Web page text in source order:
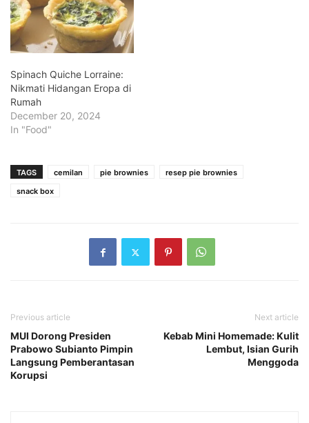
Spinach Quiche Lorraine:
Nikmati Hidangan Eropa di
Rumah
December 20, 2024
In "Food"
TAGS cemilan pie brownies
resep pie brownies
snack box
Previous article
MUI Dorong Presiden
Prabowo Subianto Pimpin
Langsung Pemberantasan
Korupsi
Next article
Kebab Mini Homemade: Kulit
Lembut, Isian Gurih
Menggoda